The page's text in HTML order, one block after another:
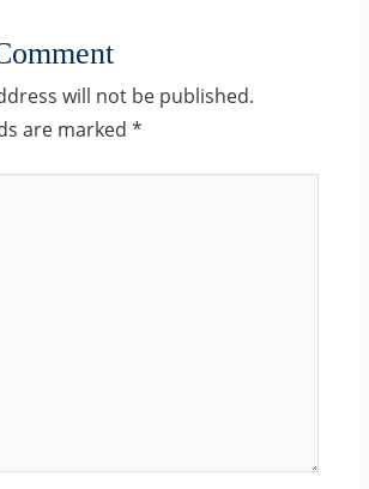
will not be published.
are marked *